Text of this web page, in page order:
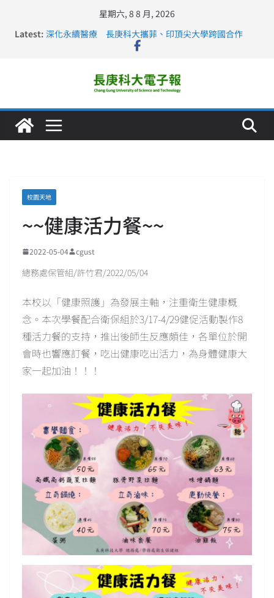
星期六, 8 8 月, 2026
Latest: 深化永續醫療 長庚科大攜菲、印頂尖大學跨國合作
長庚科大訪凱瑟醫療集團、美容學校收穫豐
仁德醫專與長庚科大締結策略聯盟 培育護理尖兵
長庚科大連四年穩居《遠見》醫學大學第5名 辦學實力再
校園天地
~~健康活力餐~~
2022-05-04 cgust
總務處保管組/許竹君/2022/05/04
本校以「健康照護」為發展主軸，注重衛生健康概
念。本次學餐配合衛保組於3/17-4/29健促活動製作8
種活力餐的支持，推出後師生反應頗佳，各單位於開
會時也響應訂餐，吃出健康吃出活力，為身體健康大
家一起加油！！！